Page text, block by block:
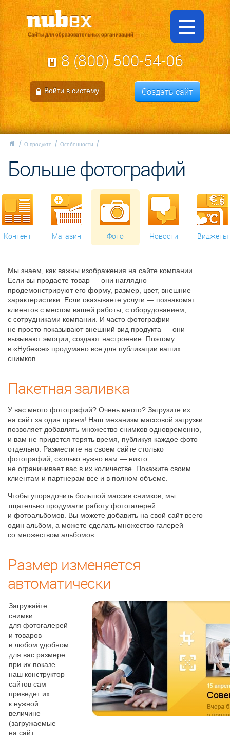
Сайты для образовательных организаций
8 (800) 500-54-06
Войти в систему Создать сайт
О продукте Особенности
Больше фотографий
Контент Магазин Фото Новости Виджеты
Мы знаем, как важны изображения на сайте компании.
Если вы продаете товар — они наглядно
продемонстрируют его форму, размер, цвет, внешние
характеристики. Если оказываете услуги — познакомят
клиентов с местом вашей работы, с оборудованием,
с сотрудниками компании. И часто фотографии
не просто показывают внешний вид продукта — они
вызывают эмоции, создают настроение. Поэтому
в «Нубексе» продумано все для публикации ваших
снимков.
Пакетная заливка
У вас много фотографий? Очень много? Загрузите их
на сайт за один прием! Наш механизм массовой загрузки
позволяет добавлять множество снимков одновременно,
и вам не придется терять время, публикуя каждое фото
отдельно. Разместите на своем сайте столько
фотографий, сколько нужно вам — никто
не ограничивает вас в их количестве. Покажите своим
клиентам и партнерам все и в полном объеме.
Чтобы упорядочить большой массив снимков, мы
тщательно продумали работу фотогалерей
и фотоальбомов. Вы можете добавить на свой сайт всего
один альбом, а можете сделать множество галерей
со множеством альбомов.
Размер изменяется
автоматически
Загружайте
снимки
для фотогалерей
и товаров
в любом удобном
для вас размере:
при их показе
наш конструктор
сайтов сам
приведет их
к нужной
величине
(загружаемые
на сайт